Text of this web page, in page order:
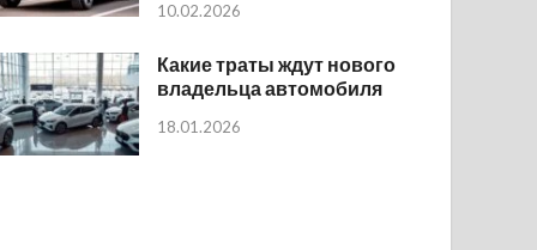
10.02.2026
Какие траты ждут нового
владельца автомобиля
18.01.2026